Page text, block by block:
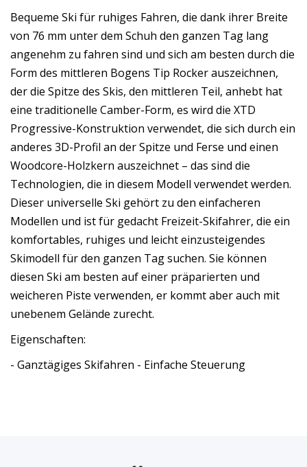
Bequeme Ski für ruhiges Fahren, die dank ihrer Breite
von 76 mm unter dem Schuh den ganzen Tag lang
angenehm zu fahren sind und sich am besten durch die
Form des mittleren Bogens Tip Rocker auszeichnen,
der die Spitze des Skis, den mittleren Teil, anhebt hat
eine traditionelle Camber-Form, es wird die XTD
Progressive-Konstruktion verwendet, die sich durch ein
anderes 3D-Profil an der Spitze und Ferse und einen
Woodcore-Holzkern auszeichnet – das sind die
Technologien, die in diesem Modell verwendet werden.
Dieser universelle Ski gehört zu den einfacheren
Modellen und ist für gedacht Freizeit-Skifahrer, die ein
komfortables, ruhiges und leicht einzusteigendes
Skimodell für den ganzen Tag suchen. Sie können
diesen Ski am besten auf einer präparierten und
weicheren Piste verwenden, er kommt aber auch mit
unebenem Gelände zurecht.
Eigenschaften:
- Ganztägiges Skifahren - Einfache Steuerung